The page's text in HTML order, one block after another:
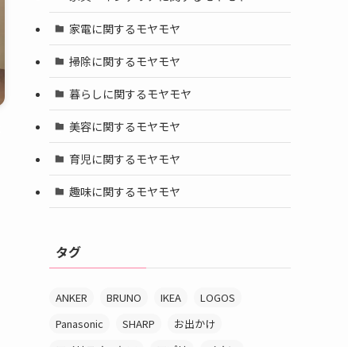
家電に関するモヤモヤ
掃除に関するモヤモヤ
暮らしに関するモヤモヤ
美容に関するモヤモヤ
育児に関するモヤモヤ
趣味に関するモヤモヤ
タグ
ANKER BRUNO IKEA
LOGOS
Panasonic
SHARP
お出かけ